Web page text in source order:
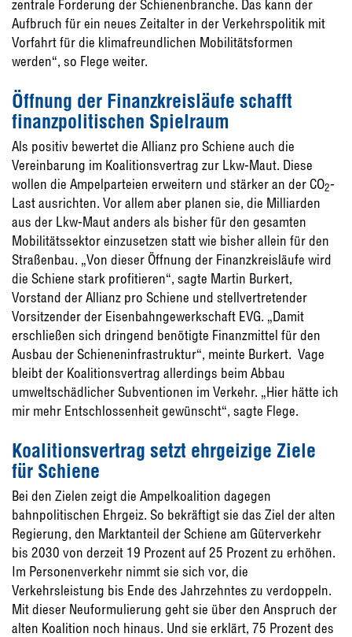
zentrale Forderung der Schienenbranche. Das kann der
Aufbruch für ein neues Zeitalter in der Verkehrspolitik mit
Vorfahrt für die klimafreundlichen Mobilitätsformen
werden“, so Flege weiter.
Öffnung der Finanzkreisläufe schafft
finanzpolitischen Spielraum
Als positiv bewertet die Allianz pro Schiene auch die
Vereinbarung im Koalitionsvertrag zur Lkw-Maut. Diese
wollen die Ampelparteien erweitern und stärker an der CO2-
Last ausrichten. Vor allem aber planen sie, die Milliarden
aus der Lkw-Maut anders als bisher für den gesamten
Mobilitätssektor einzusetzen statt wie bisher allein für den
Straßenbau. „Von dieser Öffnung der Finanzkreisläufe wird
die Schiene stark profitieren“, sagte Martin Burkert,
Vorstand der Allianz pro Schiene und stellvertretender
Vorsitzender der Eisenbahngewerkschaft EVG. „Damit
erschließen sich dringend benötigte Finanzmittel für den
Ausbau der Schieneninfrastruktur“, meinte Burkert. Vage
bleibt der Koalitionsvertrag allerdings beim Abbau
umweltschädlicher Subventionen im Verkehr. „Hier hätte ich
mir mehr Entschlossenheit gewünscht“, sagte Flege.
Koalitionsvertrag setzt ehrgeizige Ziele
für Schiene
Bei den Zielen zeigt die Ampelkoalition dagegen
bahnpolitischen Ehrgeiz. So bekräftigt sie das Ziel der alten
Regierung, den Marktanteil der Schiene am Güterverkehr
bis 2030 von derzeit 19 Prozent auf 25 Prozent zu erhöhen.
Im Personenverkehr nimmt sie sich vor, die
Verkehrsleistung bis Ende des Jahrzehntes zu verdoppeln.
Mit dieser Neuformulierung geht sie über den Anspruch der
alten Koalition noch hinaus. Und sie erklärt, 75 Prozent des